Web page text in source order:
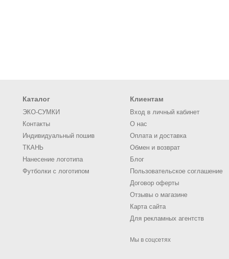
Каталог
ЭКО-СУМКИ
Контакты
Индивидуальный пошив
ТКАНЬ
Нанесение логотипа
Футболки с логотипом
Клиентам
Вход в личный кабинет
О нас
Оплата и доставка
Обмен и возврат
Блог
Пользовательское соглашение
Договор оферты
Отзывы о магазине
Карта сайта
Для рекламных агентств
Мы в соцсетях